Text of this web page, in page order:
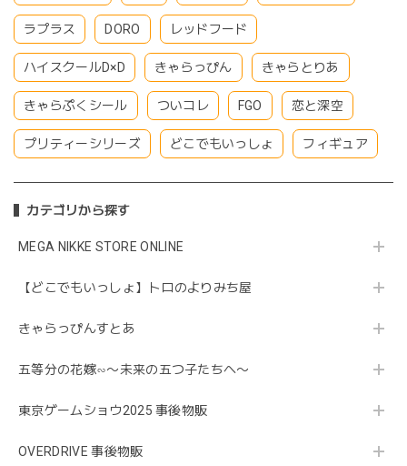
ラプラス DORO レッドフード
ハイスクールD×D きゃらっぴん きゃらとりあ
きゃらぷくシール ついコレ FGO 恋と深空
プリティーシリーズ どこでもいっしょ フィギュア
カテゴリから探す
MEGA NIKKE STORE ONLINE
【どこでもいっしょ】トロのよりみち屋
きゃらっぴんすとあ
五等分の花嫁∽〜未来の五つ子たちへ〜
東京ゲームショウ2025 事後物販
OVERDRIVE 事後物販